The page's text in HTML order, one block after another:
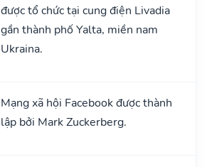
được tổ chức tại cung điện Livadia
gần thành phố Yalta, miền nam
Ukraina.
Mạng xã hội Facebook được thành
lập bởi Mark Zuckerberg.